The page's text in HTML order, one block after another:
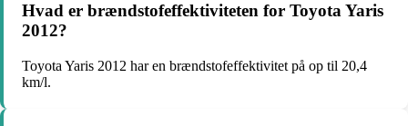
Hvad er brændstofeffektiviteten for Toyota Yaris
2012?
Toyota Yaris 2012 har en brændstofeffektivitet på op til 20,4
km/l.